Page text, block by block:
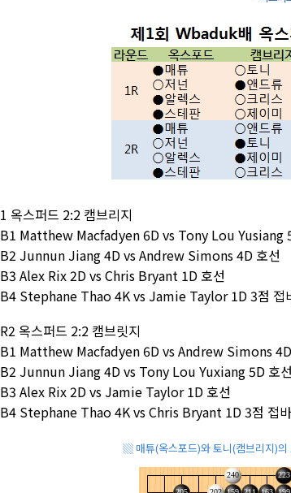
1 옥스퍼드 2:2 캠브리지
B1 Matthew Macfadyen 6D vs Tony Lou Yusiang
B2 Junnun Jiang 4D vs Andrew Simons 4D 호선
B3 Alex Rix 2D vs Chris Bryant 1D 호선
B4 Stephane Thao 4K vs Jamie Taylor 1D 3점 접
R2 옥스퍼드 2:2 캠브릿지
B1 Matthew Macfadyen 6D vs Andrew Simons
B2 Junnun Jiang 4D vs Tony Lou Yuxiang 5D 호선
B3 Alex Rix 2D vs Jamie Taylor 1D 호선
B4 Stephane Thao 4K vs Chris Bryant 1D 3점 접
▒ 매튜(옥스포드)와 토니(캠브리지)